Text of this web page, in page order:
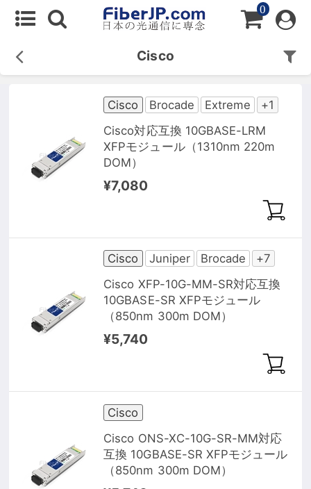
0
Cisco
Cisco Brocade Extreme
+1
Cisco対応互換 10GBASE-LRM
XFPモジュール（1310nm 220m
DOM）
¥7,080
Cisco Juniper Brocade
+7
Cisco XFP-10G-MM-SR対応互換
10GBASE-SR XFPモジュール
（850nm 300m DOM）
¥5,740
Cisco
Cisco ONS-XC-10G-SR-MM対応
互換 10GBASE-SR XFPモジュール
（850nm 300m DOM）